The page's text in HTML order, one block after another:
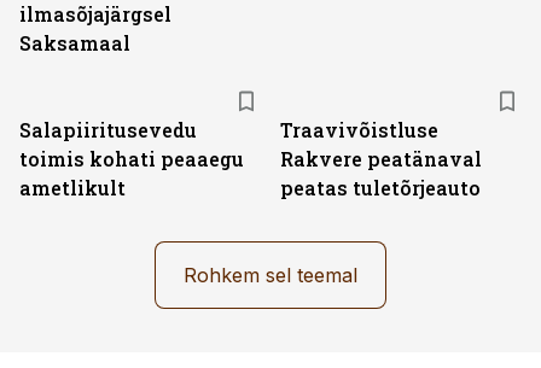
ilmasõjajärgsel
Saksamaal
Salapiiritusevedu
toimis kohati peaaegu
ametlikult
Traavivõistluse
Rakvere peatänaval
peatas tuletõrjeauto
Rohkem sel teemal